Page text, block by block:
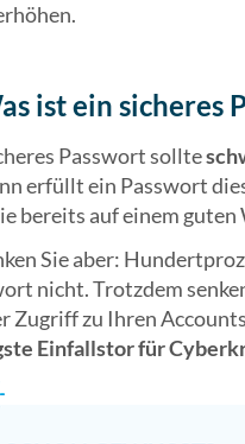
ist ein sicheres
Passwort sollte
erfüllt ein Passwort
bereits auf einem guten
Sie aber:
nicht. Trotzdem
Zugriff zu Ihren
Einfallstor für